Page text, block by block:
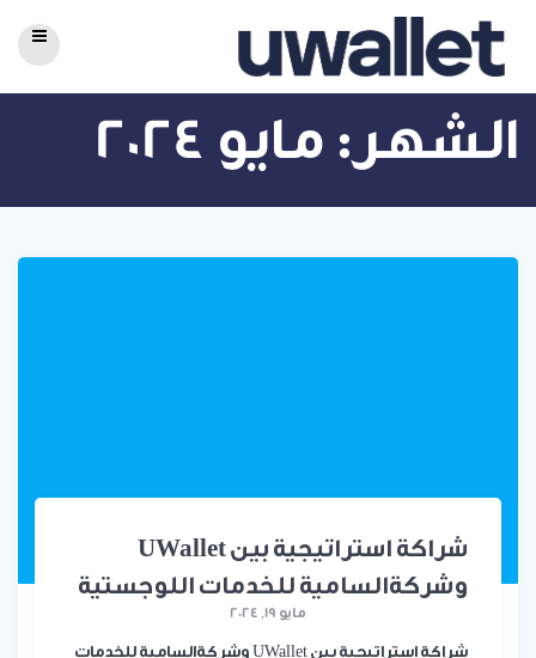
content
الشهر: مايو 2024
شراكة استراتيجية بين UWallet
وشركةالسامية للخدمات اللوجستية
مايو 19, 2024
شراكة استراتيجية بين UWallet وشركةالسامية للخدمات